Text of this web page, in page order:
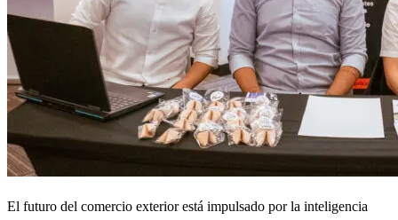
El futuro del comercio exterior está impulsado por la inteligencia